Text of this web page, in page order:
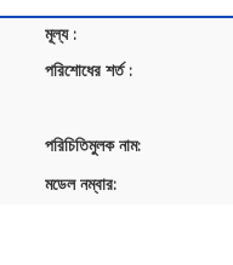
মূল্য :
পরিশোধের শর্ত :
পরিচিতিমুলক নাম:
মডেল নম্বার: